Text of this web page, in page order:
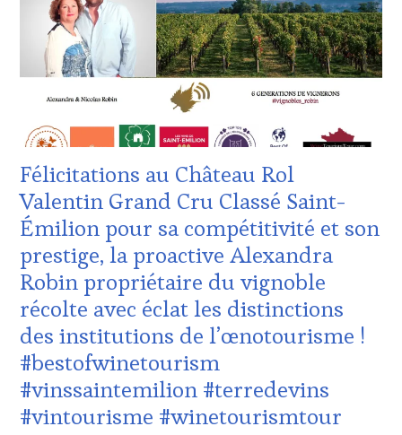
SOMMELIER,
SALONS
INTERNATIONAUX,
TASTING
MOVIE
VIGNOBLES,
TASTING
WINE
TOURISM
FAME,
WINE
TOUR,
WINE
TOURISM
TOUR
MOVIE ,
WINETASTINGVOUCHER.COM
CONFORT,
CLUB
WINE
VOUCHER,
DE-
DOMAINE
VITICOLE,
ADHÉRENT,
VIN
TOURISME
EDITION
LES
CLÉS
DU
VIN
ET
DE
LA
HAUTE
GASTRONOMIE
Félicitations au Château Rol
Valentin Grand Cru Classé Saint-
Émilion pour sa compétitivité et son
prestige, la proactive Alexandra
Robin propriétaire du vignoble
récolte avec éclat les distinctions
des institutions de l’œnotourisme !
#bestofwinetourism
#vinssaintemilion #terredevins
#vintourisme #winetourismtour